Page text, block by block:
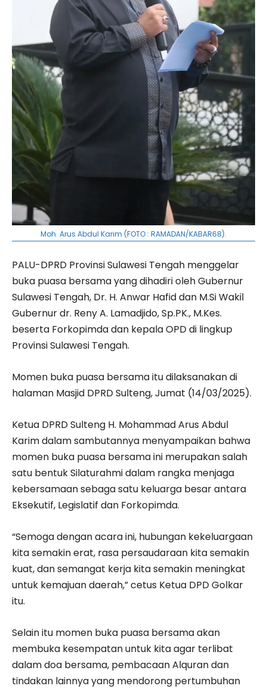
Moh. Arus Abdul Karim (FOTO : RAMADAN/KABAR68).
PALU-DPRD Provinsi Sulawesi Tengah menggelar
buka puasa bersama yang dihadiri oleh Gubernur
Sulawesi Tengah, Dr. H. Anwar Hafid dan M.Si Wakil
Gubernur dr. Reny A. Lamadjido, Sp.PK., M.Kes.
beserta Forkopimda dan kepala OPD di lingkup
Provinsi Sulawesi Tengah.
Momen buka puasa bersama itu dilaksanakan di
halaman Masjid DPRD Sulteng, Jumat (14/03/2025).
Ketua DPRD Sulteng H. Mohammad Arus Abdul
Karim dalam sambutannya menyampaikan bahwa
momen buka puasa bersama ini merupakan salah
satu bentuk Silaturahmi dalam rangka menjaga
kebersamaan sebaga satu keluarga besar antara
Eksekutif, Legislatif dan Forkopimda.
“Semoga dengan acara ini, hubungan kekeluargaan
kita semakin erat, rasa persaudaraan kita semakin
kuat, dan semangat kerja kita semakin meningkat
untuk kemajuan daerah,” cetus Ketua DPD Golkar
itu.
Selain itu momen buka puasa bersama akan
membuka kesempatan untuk kita agar terlibat
dalam doa bersama, pembacaan Alquran dan
tindakan lainnya yang mendorong pertumbuhan